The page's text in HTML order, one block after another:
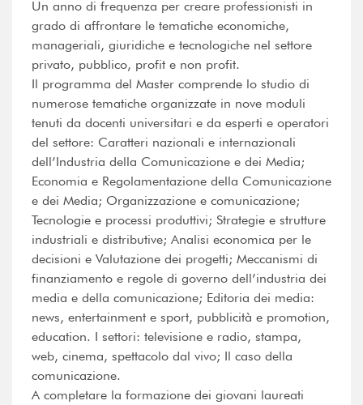
Un anno di frequenza per creare professionisti in
grado di affrontare le tematiche economiche,
manageriali, giuridiche e tecnologiche nel settore
privato, pubblico, profit e non profit.
Il programma del Master comprende lo studio di
numerose tematiche organizzate in nove moduli
tenuti da docenti universitari e da esperti e operatori
del settore: Caratteri nazionali e internazionali
dell’Industria della Comunicazione e dei Media;
Economia e Regolamentazione della Comunicazione
e dei Media; Organizzazione e comunicazione;
Tecnologie e processi produttivi; Strategie e strutture
industriali e distributive; Analisi economica per le
decisioni e Valutazione dei progetti; Meccanismi di
finanziamento e regole di governo dell’industria dei
media e della comunicazione; Editoria dei media:
news, entertainment e sport, pubblicità e promotion,
education. I settori: televisione e radio, stampa,
web, cinema, spettacolo dal vivo; Il caso della
comunicazione.
A completare la formazione dei giovani laureati